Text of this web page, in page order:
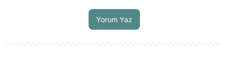
Yorum Yaz